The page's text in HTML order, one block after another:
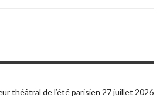
théâtral de l’été parisien 27 juillet 2026